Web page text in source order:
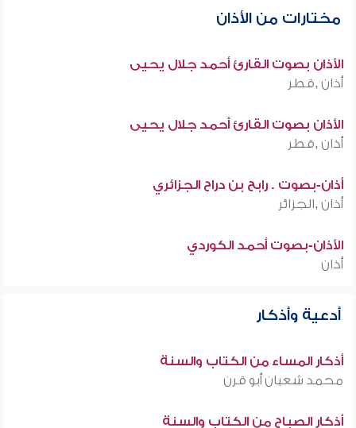
مختارات من الأذان
الأذان بصوت القارئ أحمد جلال يحيى
أذان ,قطر
الأذان بصوت القارئ أحمد جلال يحيى
أذان ,قطر
أذان-بصوت . رابح بن دراح الجزائري
أذان ,الجزائر
الأذان-بصوت أحمد الكوردي
أذان
أدعية وأذكار
أذكار المساء من الكتاب والسنة
محمد شعبان أبو قرن
أذكار الصباح من الكتاب والسنة